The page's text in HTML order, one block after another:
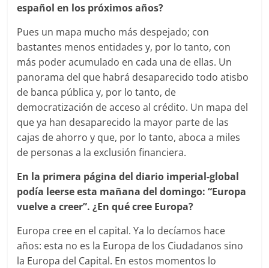
español en los próximos años?
Pues un mapa mucho más despejado; con
bastantes menos entidades y, por lo tanto, con
más poder acumulado en cada una de ellas. Un
panorama del que habrá desaparecido todo atisbo
de banca pública y, por lo tanto, de
democratización de acceso al crédito. Un mapa del
que ya han desaparecido la mayor parte de las
cajas de ahorro y que, por lo tanto, aboca a miles
de personas a la exclusión financiera.
En la primera página del diario imperial-global
podía leerse esta mañana del domingo: “Europa
vuelve a creer”. ¿En qué cree Europa?
Europa cree en el capital. Ya lo decíamos hace
años: esta no es la Europa de los Ciudadanos sino
la Europa del Capital. En estos momentos lo